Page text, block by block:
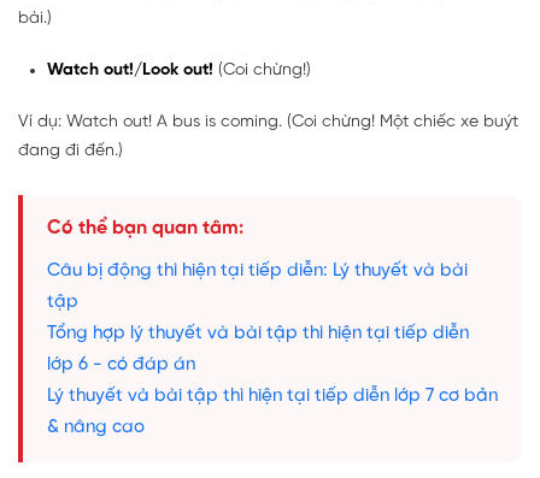
bài.)
Watch out!/Look out! (Coi chừng!)
Ví dụ: Watch out! A bus is coming. (Coi chừng! Một chiếc xe buýt
đang đi đến.)
Có thể bạn quan tâm:
Câu bị động thì hiện tại tiếp diễn: Lý thuyết và bài
tập
Tổng hợp lý thuyết và bài tập thì hiện tại tiếp diễn
lớp 6 - có đáp án
Lý thuyết và bài tập thì hiện tại tiếp diễn lớp 7 cơ bản
& nâng cao